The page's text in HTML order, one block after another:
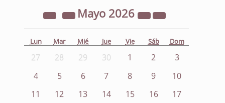
Mayo 2026
Lun Mar Mié Jue Vie Sáb Dom
27 28 29 30 1 2
3
4
5 6 7 8 9
10
11
12 13 14 15 16
17